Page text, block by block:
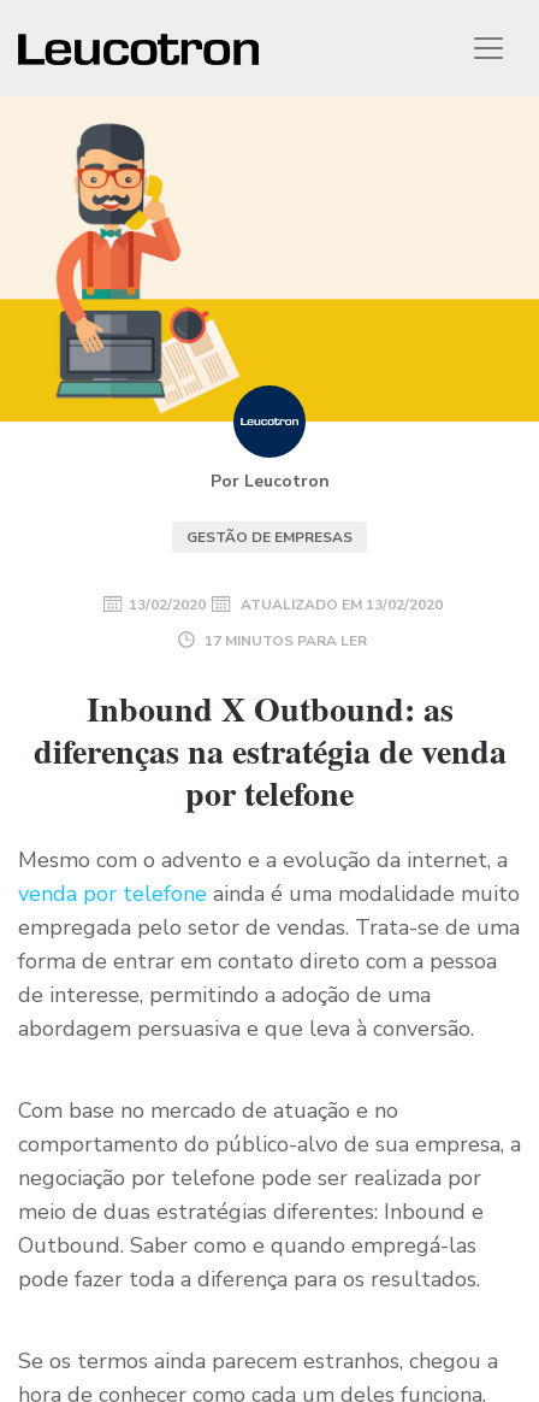
Por Leucotron
GESTÃO DE EMPRESAS
13/02/2020 ATUALIZADO EM 13/02/2020
17 MINUTOS PARA LER
Inbound X Outbound: as
diferenças na estratégia de venda
por telefone
Mesmo com o advento e a evolução da internet, a
venda por telefone ainda é uma modalidade muito
empregada pelo setor de vendas. Trata-se de uma
forma de entrar em contato direto com a pessoa
de interesse, permitindo a adoção de uma
abordagem persuasiva e que leva à conversão.
Com base no mercado de atuação e no
comportamento do público-alvo de sua empresa, a
negociação por telefone pode ser realizada por
meio de duas estratégias diferentes: Inbound e
Outbound. Saber como e quando empregá-las
pode fazer toda a diferença para os resultados.
Se os termos ainda parecem estranhos, chegou a
hora de conhecer como cada um deles funciona.